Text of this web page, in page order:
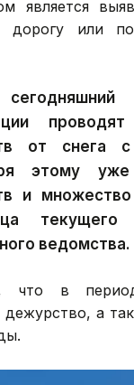
является
дорогу или
от снега с
этому
и
текущего
ведомства.
что в
дежурство, а